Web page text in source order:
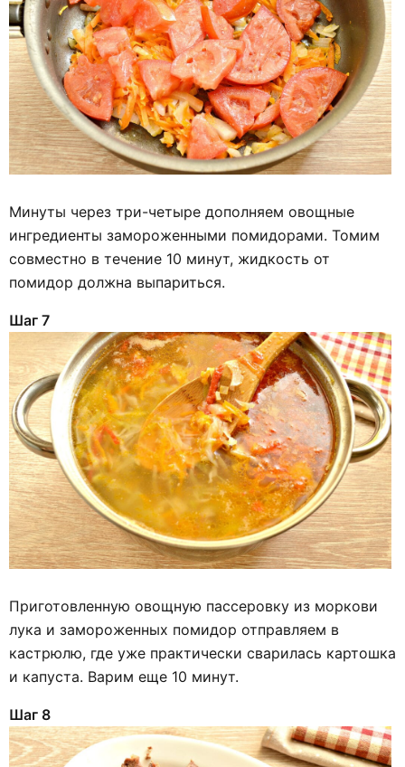
Минуты через три-четыре дополняем овощные
ингредиенты замороженными помидорами. Томим
совместно в течение 10 минут, жидкость от
помидор должна выпариться.
Шаг 7
Приготовленную овощную пассеровку из моркови
лука и замороженных помидор отправляем в
кастрюлю, где уже практически сварилась картошка
и капуста. Варим еще 10 минут.
Шаг 8